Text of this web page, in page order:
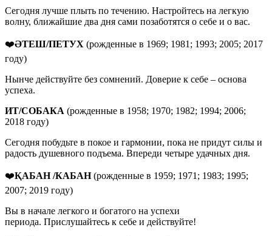
Сегодня лучше плыть по течению. Настройтесь на легкую
волну, ближайшие два дня сами позаботятся о себе и о вас.
❤️ӘТЕШ/ПЕТУХ (рожденные в 1969; 1981; 1993; 2005; 2017
году)
Нынче действуйте без сомнений. Доверие к себе – основа
успеха.
ИТ/СОБАКА (рожденные в 1958; 1970; 1982; 1994; 2006;
2018 году)
Сегодня побудьте в покое и гармонии, пока не придут силы и
радость душевного подъема. Впереди четыре удачных дня.
❤️ҚАБАН /КАБАН(рожденные в 1959; 1971; 1983; 1995;
2007; 2019 году)
Вы в начале легкого и богатого на успехи
периода. Прислушайтесь к себе и действуйте!